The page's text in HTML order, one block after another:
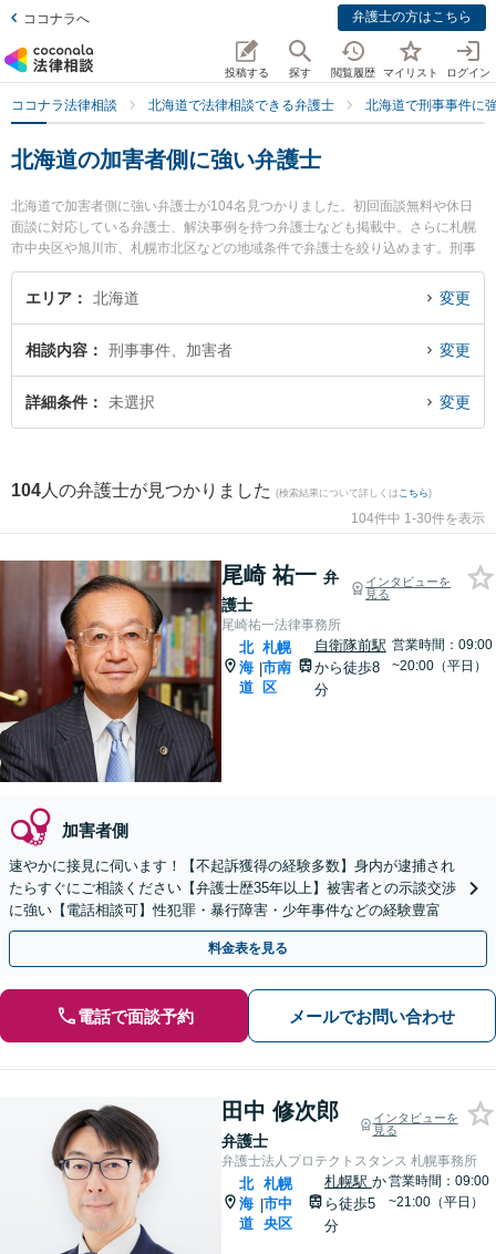
ココナラへ 弁護士の方はこちら
投稿する 探す 閲覧履歴 マイリスト ログイン
ココナラ法律相談 北海道で法律相談できる弁護士 北海道で刑事事件に
北海道の加害者側に強い弁護士
北海道で加害者側に強い弁護士が104名見つかりました。初回面談無料や休日
面談に対応している弁護士、解決事例を持つ弁護士なども掲載中。さらに札幌
市中央区や旭川市、札幌市北区などの地域条件で弁護士を絞り込めます。刑事
事件に関係する加害者側や少年事件、再犯・前科あり等の細かな分野での絞り
込み検索もでき便利です。特に尾崎祐一法律事務所の尾崎 祐一弁護士や弁護士
ています。『北海道で土日や夜間に発生した加害者側のトラブルを今すぐに弁
護士に相談したい』『加害者側のトラブル解決の実績豊富な近くの弁護士を検
索したい』『初回相談無料で加害者側を法律相談できる北海道内の弁護士に相
エリア 北海道 変更
相談内容 刑事事件、加害者 変更
詳細条件 未選択 変更
104 人の弁護士が見つかりました (検索結果について詳しくは こちら)
104件中 1-30件を表示
尾崎 祐一 弁
護士
インタビューを
見る
尾崎祐一法律事務所
北
海
道
|
札幌
市南
区
自衛隊前駅
から徒歩8
分
営業時間：09:00
~20:00（平日）
加害者側
速やかに接見に伺います！【不起訴獲得の経験多数】身内が逮捕され
たらすぐにご相談ください【弁護士歴35年以上】被害者との示談交渉
に強い【電話相談可】性犯罪・暴行障害・少年事件などの経験豊富
料金表を見る
電話で面談予約 メールでお問い合わせ
田中 修次郎
弁護士
インタビューを
見る
弁護士法人プロテクトスタンス 札幌事務所
北
海
道
|
札幌
市中
央区
札幌駅 か
ら徒歩5
分
営業時間：09:00
~21:00（平日）